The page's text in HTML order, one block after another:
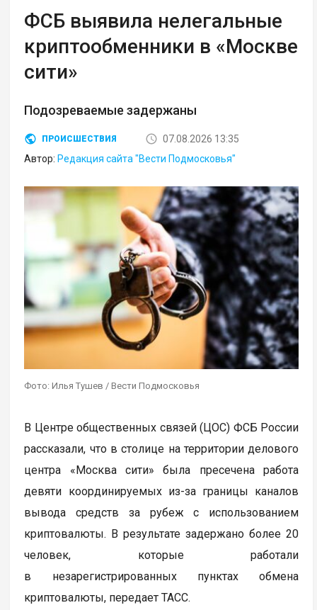
ФСБ выявила нелегальные
криптообменники в «Москве
сити»
Подозреваемые задержаны
ПРОИСШЕСТВИЯ
07.08.2026 13:35
Автор: Редакция сайта "Вести Подмосковья"
Фото: Илья Тушев / Вести Подмосковья
В Центре общественных связей (ЦОС) ФСБ России
рассказали, что в столице на территории делового
центра «Москва сити» была пресечена работа
девяти координируемых из-за границы каналов
вывода средств за рубеж с использованием
криптовалюты. В результате задержано более 20
человек, которые работали
в незарегистрированных пунктах обмена
криптовалюты, передает ТАСС.